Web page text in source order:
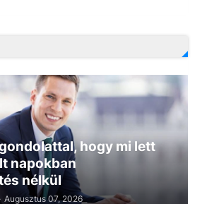
hogy mi lett
napokban
nélkül
Augusztus 07, 2026